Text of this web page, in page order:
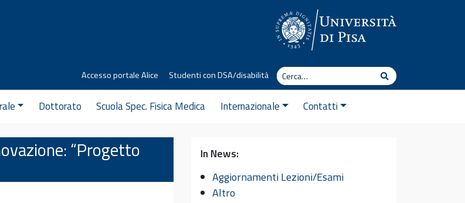
Accesso portale Alice Studenti con DSA/disabilità
Cerca
Cerca
Dottorato Scuola Spec. Fisica Medica Internazionale Contatti
“Progetto
In News:
Aggiornamenti Lezioni/Esami
Altro